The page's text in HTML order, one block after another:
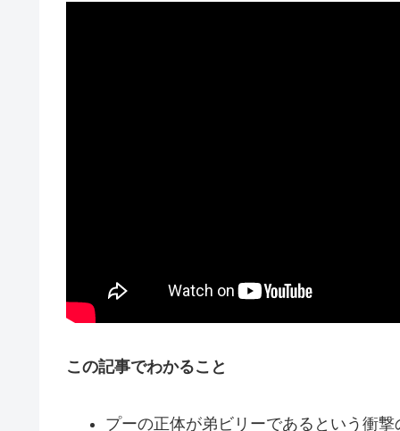
この記事でわかること
プーの正体が弟ビリーであるという衝